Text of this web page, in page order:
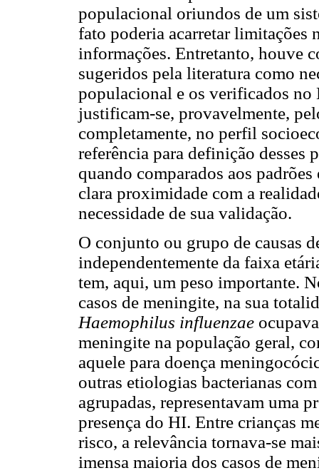
populacional oriundos de um
fato poderia acarretar limitações
informações. Entretanto, houve
sugeridos pela literatura como
populacional e os verificados no
justificam-se, provavelmente,
completamente, no perfil
referência para definição desses
quando comparados aos
clara proximidade com a
necessidade de sua validação.
O conjunto ou grupo de causas
independentemente da faixa
tem, aqui, um peso importante.
casos de meningite, na sua
Haemophilus influenzae
meningite na população geral,
aquele para doença
outras etiologias bacterianas
agrupadas, representavam uma
presença do HI. Entre crianças
risco, a relevância tornava-se
imensa maioria dos casos de